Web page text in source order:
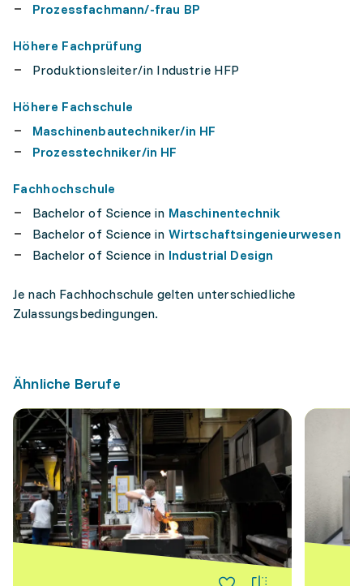
Prozessfachmann/-frau BP
Höhere Fachprüfung
Produktionsleiter/in Industrie HFP
Höhere Fachschule
Maschinenbautechniker/in HF
Prozesstechniker/in HF
Fachhochschule
Bachelor of Science in Maschinentechnik
Bachelor of Science in Wirtschaftsingenieurwesen
Bachelor of Science in Industrial Design
Je nach Fachhochschule gelten unterschiedliche
Zulassungsbedingungen.
Ähnliche Berufe